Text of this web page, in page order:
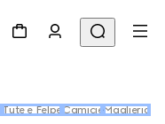
Tute e Felpe CamicieMaglieria